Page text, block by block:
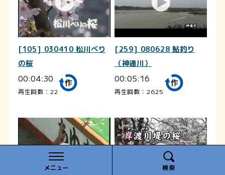
メニュー 検索
[105] 030410 松川べり
の桜
00:04:30
再生回数：22
[259] 080628 鮎釣り
（神通川）
00:05:16
再生回数：2625